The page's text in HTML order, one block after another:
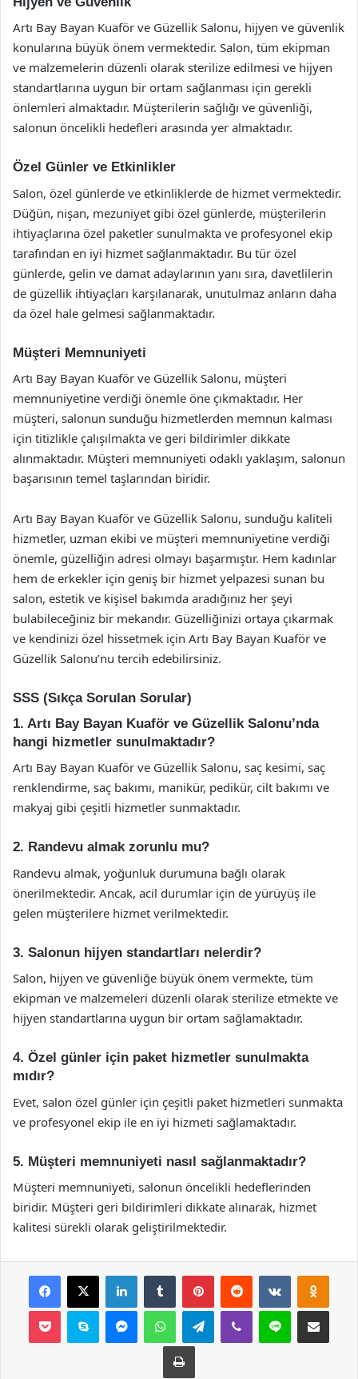
Artı Bay Bayan Kuaför ve Güzellik Salonu, hijyen ve güvenlik
konularına büyük önem vermektedir. Salon, tüm ekipman
ve malzemelerin düzenli olarak sterilize edilmesi ve hijyen
standartlarına uygun bir ortam sağlanması için gerekli
önlemleri almaktadır. Müşterilerin sağlığı ve güvenliği,
salonun öncelikli hedefleri arasında yer almaktadır.
Özel Günler ve Etkinlikler
Salon, özel günlerde ve etkinliklerde de hizmet vermektedir.
Düğün, nişan, mezuniyet gibi özel günlerde, müşterilerin
ihtiyaçlarına özel paketler sunulmakta ve profesyonel ekip
tarafından en iyi hizmet sağlanmaktadır. Bu tür özel
günlerde, gelin ve damat adaylarının yanı sıra, davetlilerin
de güzellik ihtiyaçları karşılanarak, unutulmaz anların daha
da özel hale gelmesi sağlanmaktadır.
Müşteri Memnuniyeti
Artı Bay Bayan Kuaför ve Güzellik Salonu, müşteri
memnuniyetine verdiği önemle öne çıkmaktadır. Her
müşteri, salonun sunduğu hizmetlerden memnun kalması
için titizlikle çalışılmakta ve geri bildirimler dikkate
alınmaktadır. Müşteri memnuniyeti odaklı yaklaşım, salonun
başarısının temel taşlarından biridir.
Artı Bay Bayan Kuaför ve Güzellik Salonu, sunduğu kaliteli
hizmetler, uzman ekibi ve müşteri memnuniyetine verdiği
önemle, güzelliğin adresi olmayı başarmıştır. Hem kadınlar
hem de erkekler için geniş bir hizmet yelpazesi sunan bu
salon, estetik ve kişisel bakımda aradığınız her şeyi
bulabileceğiniz bir mekandır. Güzelliğinizi ortaya çıkarmak
ve kendinizi özel hissetmek için Artı Bay Bayan Kuaför ve
Güzellik Salonu’nu tercih edebilirsiniz.
SSS (Sıkça Sorulan Sorular)
1. Artı Bay Bayan Kuaför ve Güzellik Salonu’nda
hangi hizmetler sunulmaktadır?
Artı Bay Bayan Kuaför ve Güzellik Salonu, saç kesimi, saç
renklendirme, saç bakımı, manikür, pedikür, cilt bakımı ve
makyaj gibi çeşitli hizmetler sunmaktadır.
2. Randevu almak zorunlu mu?
Randevu almak, yoğunluk durumuna bağlı olarak
önerilmektedir. Ancak, acil durumlar için de yürüyüş ile
gelen müşterilere hizmet verilmektedir.
3. Salonun hijyen standartları nelerdir?
Salon, hijyen ve güvenliğe büyük önem vermekte, tüm
ekipman ve malzemeleri düzenli olarak sterilize etmekte ve
hijyen standartlarına uygun bir ortam sağlamaktadır.
4. Özel günler için paket hizmetler sunulmakta
mıdır?
Evet, salon özel günler için çeşitli paket hizmetleri sunmakta
ve profesyonel ekip ile en iyi hizmeti sağlamaktadır.
5. Müşteri memnuniyeti nasıl sağlanmaktadır?
Müşteri memnuniyeti, salonun öncelikli hedeflerinden
biridir. Müşteri geri bildirimleri dikkate alınarak, hizmet
kalitesi sürekli olarak geliştirilmektedir.
Facebook
X LinkedInTumblr PinterestReddit VKontakte
Pocket Skype MessengerWhatsAppTelegramViber Line E-Posta ile
Yazdır